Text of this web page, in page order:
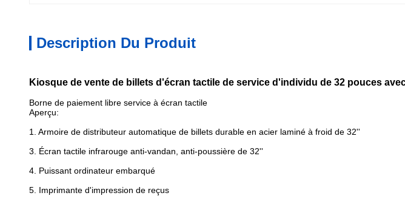
Description Du Produit
Kiosque de vente de billets d'écran tactile de service d'individu de 32 pouces
Borne de paiement libre service à écran tactile
Aperçu:
1. Armoire de distributeur automatique de billets durable en acier laminé à froid de 32''
3. Écran tactile infrarouge anti-vandan, anti-poussière de 32''
4. Puissant ordinateur embarqué
5. Imprimante d'impression de reçus